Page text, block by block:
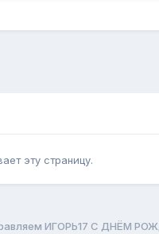
эту страницу.
ИГОРЬ17 С ДНЁМ